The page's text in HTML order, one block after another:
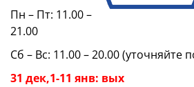
Пн – Пт: 11.00 –
21.00
Сб – Вс: 11.00 – 20.00 (уточняйте
31 дек,1-11 янв: вых